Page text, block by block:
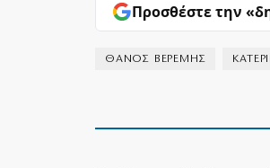
Προσθέστε την
ΘΑΝΟΣ ΒΕΡΕΜΗΣ